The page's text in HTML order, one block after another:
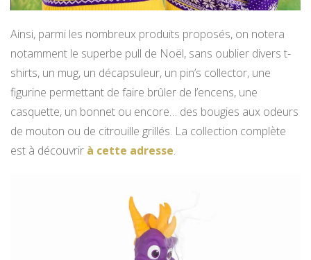
Ainsi, parmi les nombreux produits proposés, on notera
notamment le superbe pull de Noël, sans oublier divers t-
shirts, un mug, un décapsuleur, un pin’s collector, une
figurine permettant de faire brûler de l’encens, une
casquette, un bonnet ou encore… des bougies aux odeurs
de mouton ou de citrouille grillés. La collection complète
est à découvrir à cette adresse.